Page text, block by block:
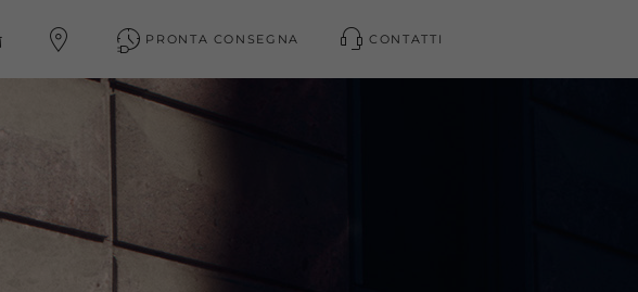
PRONTA CONSEGNA CONTATTI